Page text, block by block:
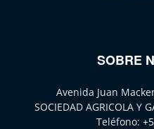
SOBRE
Avenida Juan
SOCIEDAD AGRICOLA Y
Teléfono: